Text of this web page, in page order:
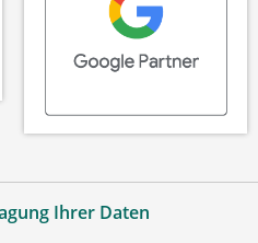
Ihrer Daten